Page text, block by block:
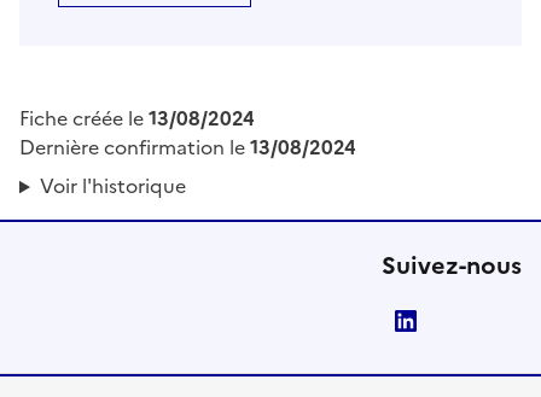
Fiche créée le13/08/2024
Dernière confirmation le13/08/2024
Voir l'historique
Suivez-nous